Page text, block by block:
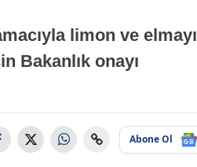
limon ve elmayı
Bakanlık onayı
Abone Ol